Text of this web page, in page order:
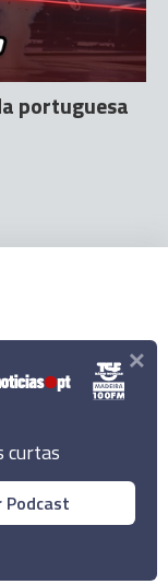
portuguesa
os direitos
curtas
Podcast
×